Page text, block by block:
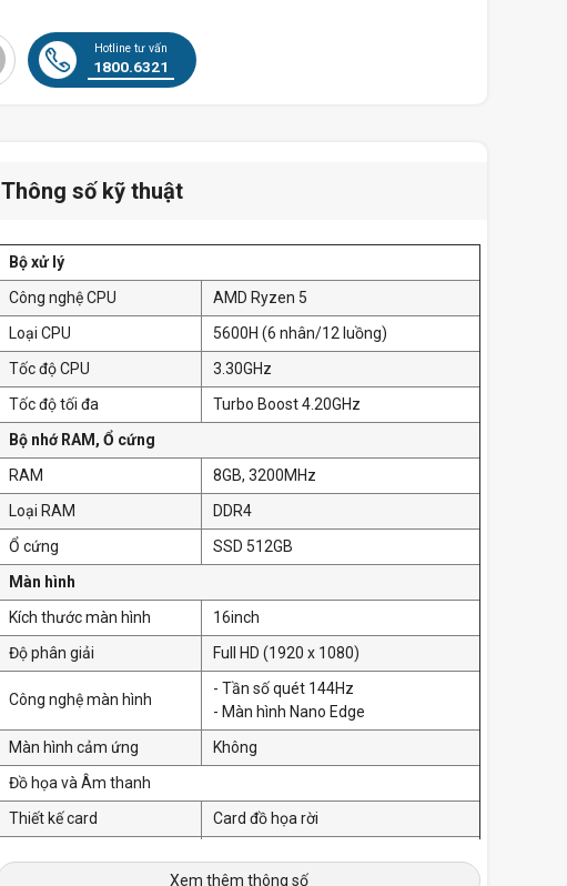
Hotline tư vấn
1800.6321
Thông số kỹ thuật
Bộ xử lý
Công nghệ CPU
AMD Ryzen 5
Loại CPU
5600H (6 nhân/12 luồng)
Tốc độ CPU
3.30GHz
Tốc độ tối đa
Turbo Boost 4.20GHz
Bộ nhớ RAM, Ổ cứng
RAM
8GB, 3200MHz
Loại RAM
DDR4
Ổ cứng
SSD 512GB
Màn hình
Kích thước màn hình
16inch
Độ phân giải
Full HD (1920 x 1080)
Công nghệ màn hình
- Tần số quét 144Hz
- Màn hình Nano Edge
Màn hình cảm ứng
Không
Đồ họa và Âm thanh
Thiết kế card
Card đồ họa rời
Xem thêm thông số